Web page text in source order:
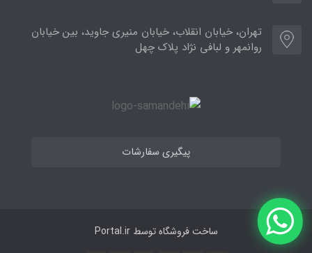
تهران، خیابان انقلاب، خیابان منیری جاوید، بین خیابان
روانمهر و لبافی نژاد پلاک چهل
پیگیری سفارشات
ساخت فروشگاه توسطPortal.ir